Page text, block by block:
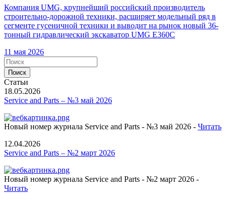
Компания UMG, крупнейший российский производитель
строительно-дорожной техники, расширяет модельный ряд в
сегменте гусеничной техники и выводит на рынок новый 36-
тонный гидравлический экскаватор UMG Е360С
11 мая 2026
Статьи
18.05.2026
Service and Parts – №3 май 2026
Новый номер журнала Service and Parts - №3 май 2026 - Читать
12.04.2026
Service and Parts – №2 март 2026
Новый номер журнала Service and Parts - №2 март 2026 -
Читать